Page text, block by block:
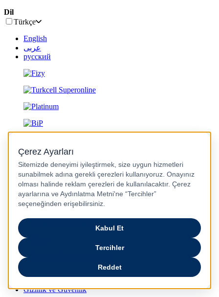
Dil
Türkçe
English
عربى
русский
Gizlilik ve Güvenlik